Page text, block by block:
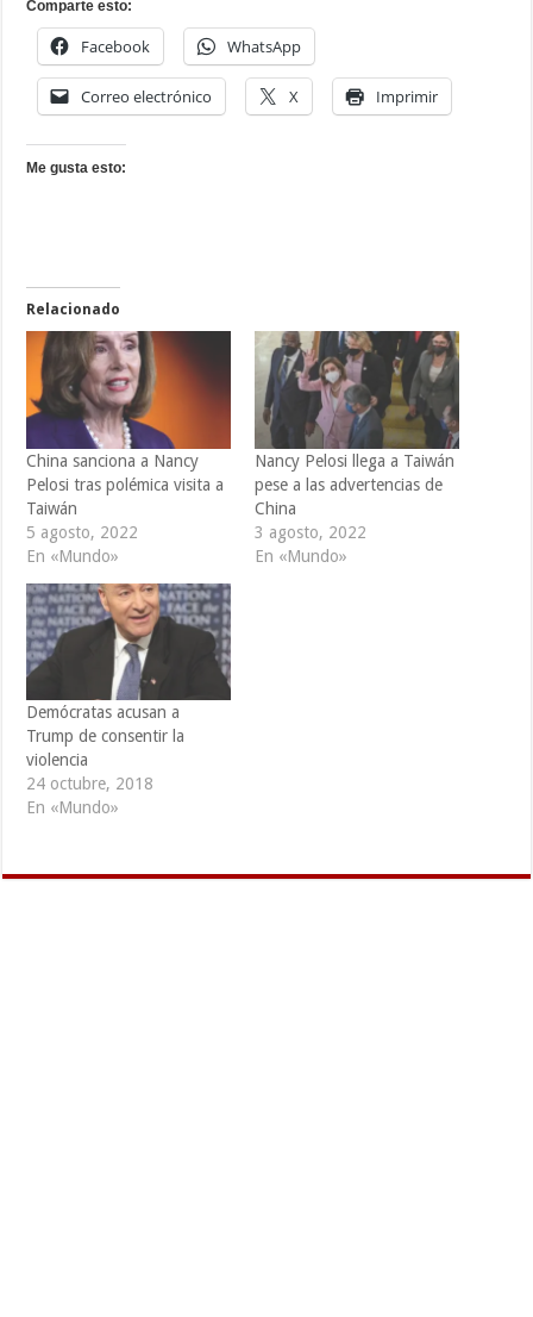
Comparte esto:
Facebook WhatsApp
Correo electrónico X Imprimir
Me gusta esto:
Relacionado
China sanciona a Nancy
Pelosi tras polémica visita a
Taiwán
5 agosto, 2022
En «Mundo»
Nancy Pelosi llega a Taiwán
pese a las advertencias de
China
3 agosto, 2022
En «Mundo»
Demócratas acusan a
Trump de consentir la
violencia
24 octubre, 2018
En «Mundo»